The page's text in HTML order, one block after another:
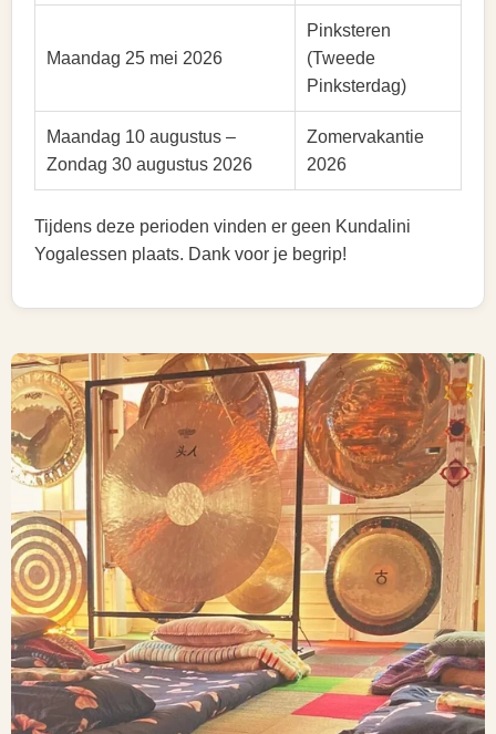
Maandag 25 mei 2026
Pinksteren
(Tweede
Pinksterdag)
Maandag 10 augustus –
Zondag 30 augustus 2026
Zomervakantie
2026
Tijdens deze perioden vinden er geen Kundalini
Yogalessen plaats. Dank voor je begrip!